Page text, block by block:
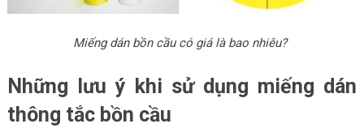
Miếng dán bồn cầu có giá là bao nhiêu?
Những lưu ý khi sử dụng miếng dán
thông tắc bồn cầu